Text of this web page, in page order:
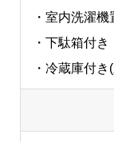
・室内洗濯
・下駄箱付き
・冷蔵庫付